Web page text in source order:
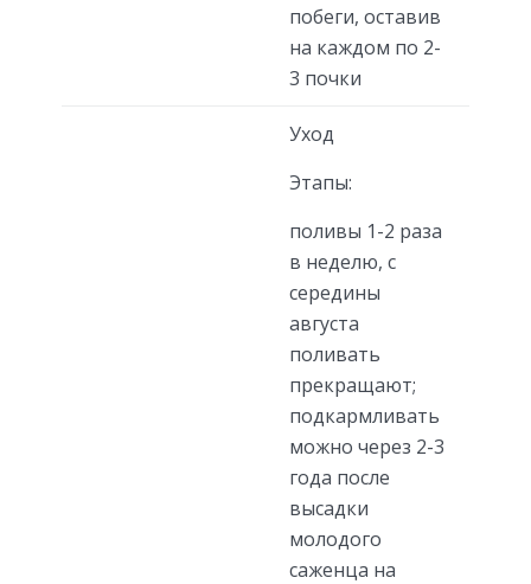
побеги, оставив
на каждом по 2-
3 почки
Уход
Этапы:
поливы 1-2 раза
в неделю, с
середины
августа
поливать
прекращают;
подкармливать
можно через 2-3
года после
высадки
молодого
саженца на